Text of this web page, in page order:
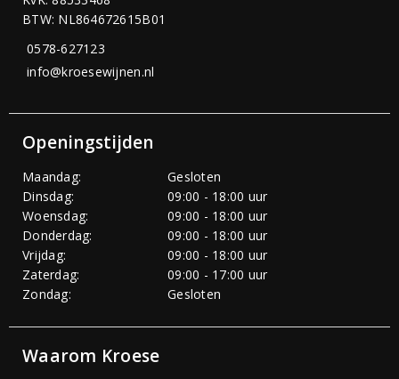
BTW: NL864672615B01
0578-627123
info@kroesewijnen.nl
Openingstijden
Maandag:
Gesloten
Dinsdag:
09:00 - 18:00 uur
Woensdag:
09:00 - 18:00 uur
Donderdag:
09:00 - 18:00 uur
Vrijdag:
09:00 - 18:00 uur
Zaterdag:
09:00 - 17:00 uur
Zondag:
Gesloten
Waarom Kroese